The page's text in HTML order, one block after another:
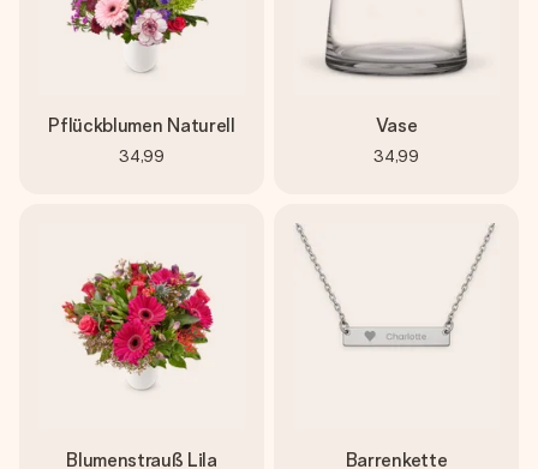
Pflückblumen Naturell
34,99
Vase
34,99
Blumenstrauß Lila Barrenkette